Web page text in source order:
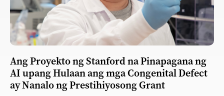
Ang Proyekto ng Stanford na Pinapagana ng
AI upang Hulaan ang mga Congenital Defect
ay Nanalo ng Prestihiyosong Grant